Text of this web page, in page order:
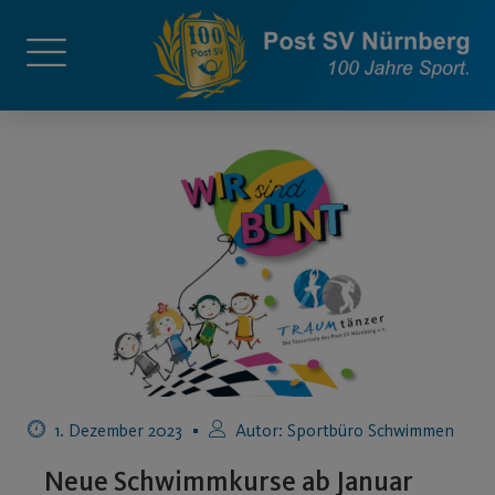
1. Dezember 2023 Autor: Sportbüro Schwimmen
Neue Schwimmkurse ab Januar